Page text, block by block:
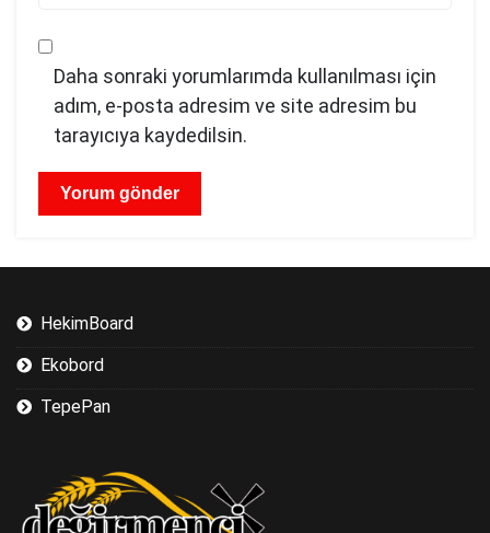
Daha sonraki yorumlarımda kullanılması için
adım, e-posta adresim ve site adresim bu
tarayıcıya kaydedilsin.
HekimBoard
Ekobord
TepePan